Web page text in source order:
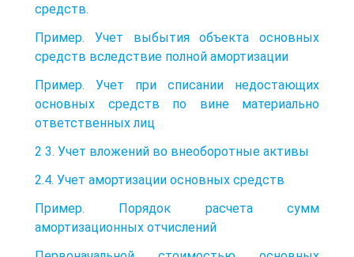
средств.
Пример. Учет выбытия объекта основных
средств вследствие полной амортизации
Пример. Учет при списании недостающих
основных средств по вине материально
ответственных лиц
2 3. Учет вложений во внеоборотные активы
2.4. Учет амортизации основных средств
Пример. Порядок расчета сумм
амортизационных отчислений